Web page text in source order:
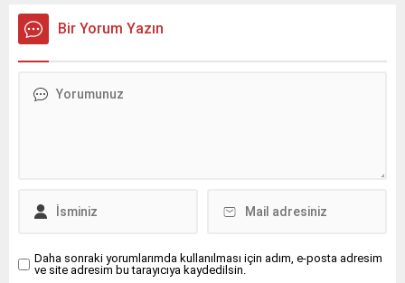
düzenledi.
Bir Yorum Yazın
Daha sonraki yorumlarımda kullanılması için adım, e-posta adresim
ve site adresim bu tarayıcıya kaydedilsin.